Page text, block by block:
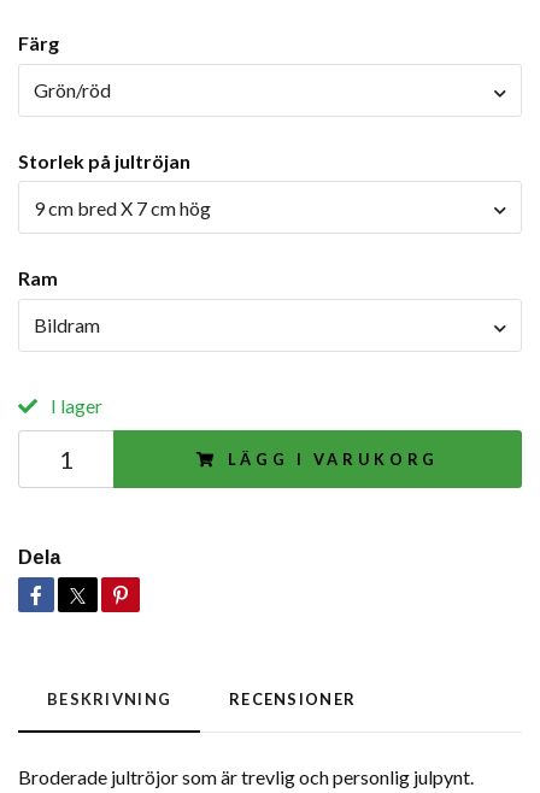
Färg
Grön/röd
Storlek på jultröjan
9 cm bred X 7 cm hög
Ram
Bildram
I lager
LÄGG I VARUKORG
Dela
BESKRIVNING RECENSIONER
Broderade jultröjor som är trevlig och personlig julpynt.